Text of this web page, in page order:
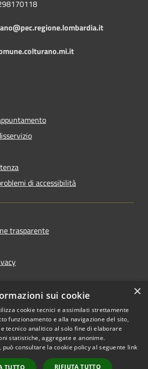
di accessibilità
trasparente
accessibilità
Copyright © 2026 • Comune di
•
×
sui cookie
cookie tecnici e assimilati strettamente
funzionamento e alla navigazione del sito,
tecnico analitico al solo fine di elaborare
statistiche, aggregate e anonime.
consultare la cookie policy al seguente link
TUTTO RIFIUTA TUTTO